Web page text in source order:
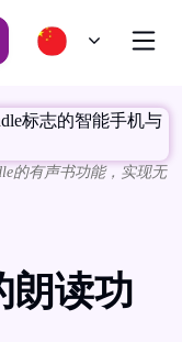
的有声书功能，实现无
朗读功